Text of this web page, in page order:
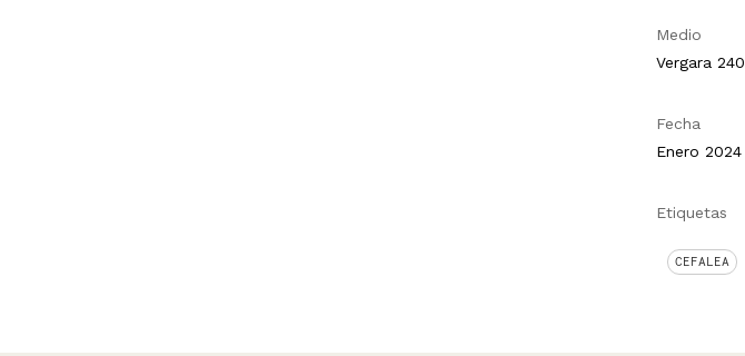
Medio
Vergara 240
Fecha
Enero 2024
Etiquetas
CEFALEA